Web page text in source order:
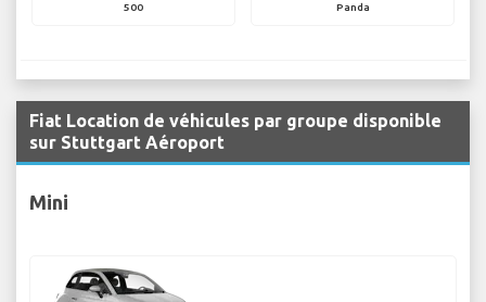
500 Panda
Fiat Location de véhicules par groupe disponible
sur Stuttgart Aéroport
Mini